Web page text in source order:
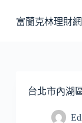
至
富蘭克林理財網
台北市內湖